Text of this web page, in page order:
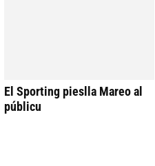
El Sporting pieslla Mareo al
públicu